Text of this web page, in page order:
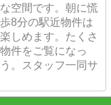
空間です。朝に慌
8分の駅近物件は
しめます。たくさ
件をご覧になっ
。スタッフ一同サ